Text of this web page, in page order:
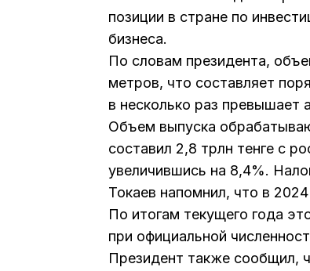
позиции в стране по
бизнеса.
По словам президента,
метров, что составляет
в несколько раз превышает
Объем выпуска
составил 2,8 трлн тенге с
увеличившись на 8,4%.
Токаев напомнил, что в
По итогам текущего года
при официальной
Президент также сообщил,